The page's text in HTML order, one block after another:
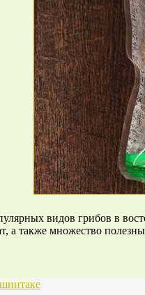
видов грибов в
а также множество